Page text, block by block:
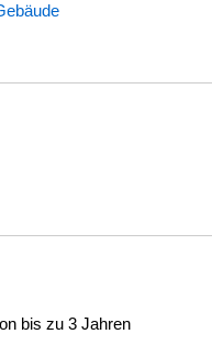
bis zu 3 Jahren